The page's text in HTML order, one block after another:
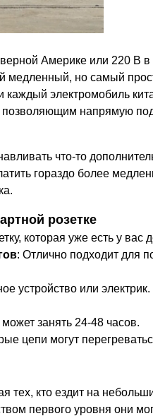
Америке или 220 В
медленный, но самый
электромобиль
позволяющим напрямую
что-то
гораздо более
розетке
которая уже есть у вас
: Отлично подходит для
устройство или электрик.
занять 24-48 часов.
цепи могут
тех, кто ездит на
первого уровня они